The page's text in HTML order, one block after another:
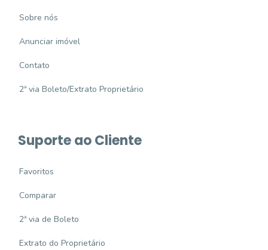
Sobre nós
Anunciar imóvel
Contato
2ª via Boleto/Extrato Proprietário
Suporte ao Cliente
Favoritos
Comparar
2ª via de Boleto
Extrato do Proprietário